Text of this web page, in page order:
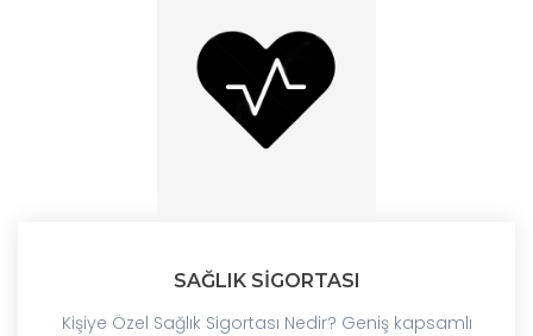
SAĞLIK SİGORTASI
Kişiye Özel Sağlık Sigortası Nedir? Geniş kapsamlı